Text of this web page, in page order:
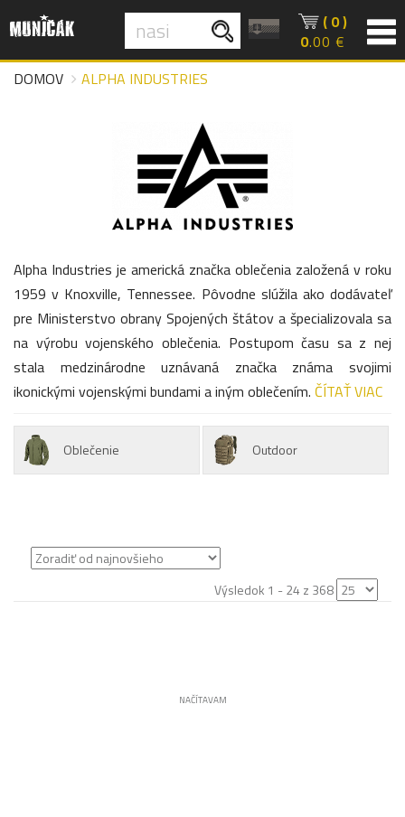
( 0 )
0.00 €
DOMOV
ALPHA INDUSTRIES
Alpha Industries je americká značka oblečenia založená v roku
1959 v Knoxville, Tennessee. Pôvodne slúžila ako dodávateľ
pre Ministerstvo obrany Spojených štátov a špecializovala sa
na výrobu vojenského oblečenia. Postupom času sa z nej
stala medzinárodne uznávaná značka známa svojimi
ikonickými vojenskými bundami a iným oblečením. ČÍTAŤ VIAC
Oblečenie Outdoor
Výsledok 1 - 24 z 368
NAČÍTAVAM